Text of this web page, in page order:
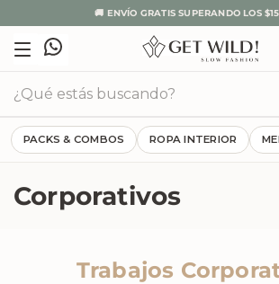
🚚 ENVÍO GRATIS SUPERANDO LOS
PACKS & COMBOS ROPA INTERIOR
Corporativos
Trabajos